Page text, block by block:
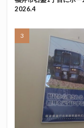
2026.4